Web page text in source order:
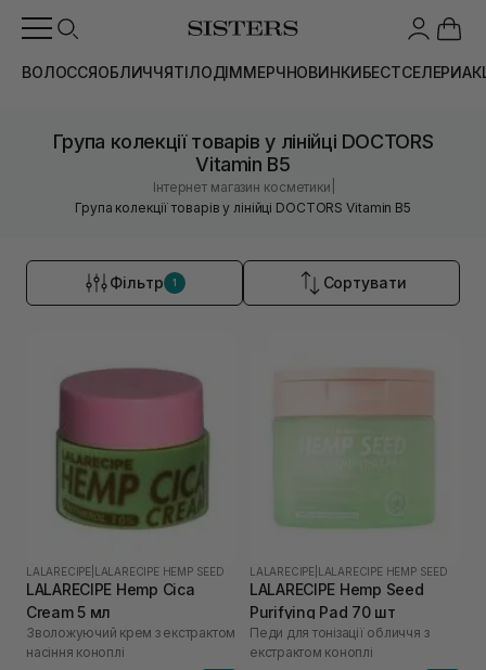
ВОЛОССЯОБЛИЧЧЯТІЛОДІММЕРЧНОВИНКИБЕСТСЕЛЕРИ
Група колекції товарів у лінійці DOCTORS
Vitamin B5
Інтернет магазин косметики
Група колекції товарів у лінійці DOCTORS Vitamin B5
Фільтр 1 Сортувати
LALARECIPE LALARECIPE HEMP SEED
LALARECIPE Hemp Cica
Cream 5 мл
Зволожуючий крем з екстрактом
насіння коноплі
LALARECIPE LALARECIPE HEMP SEED
LALARECIPE Hemp Seed
Purifying Pad 70 шт
Педи для тонізації обличчя з
екстрактом коноплі